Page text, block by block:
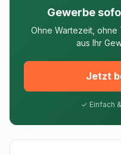
Gewerbe
Ohne Wartezeit,
aus Ihr
Jetzt
✓ Einfach